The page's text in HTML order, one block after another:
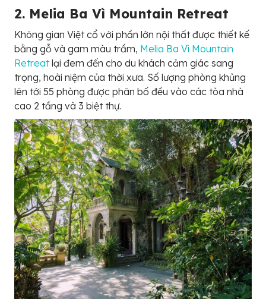
2. Melia Ba Vì Mountain Retreat
Không gian Việt cổ với phần lớn nội thất được thiết kế
bằng gỗ và gam màu trầm, Melia Ba Vì Mountain
Retreatlại đem đến cho du khách cảm giác sang
trọng, hoài niệm của thời xưa. Số lượng phòng khủng
lên tới 55 phòng được phân bố đều vào các tòa nhà
cao 2 tầng và 3 biệt thự.